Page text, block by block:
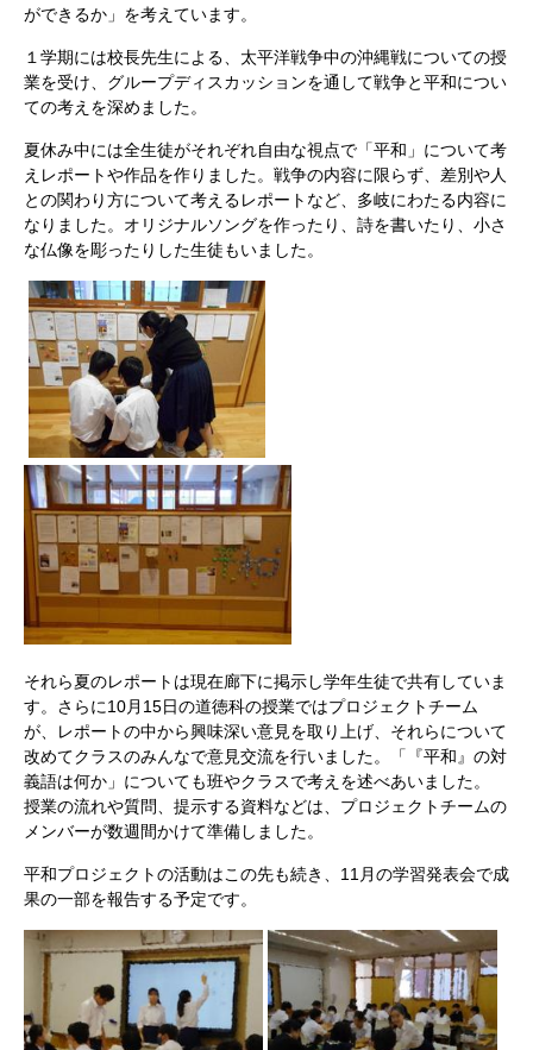
ができるか」を考えています。
１学期には校長先生による、太平洋戦争中の沖縄戦についての授
業を受け、グループディスカッションを通して戦争と平和につい
ての考えを深めました。
夏休み中には全生徒がそれぞれ自由な視点で「平和」について考
えレポートや作品を作りました。戦争の内容に限らず、差別や人
との関わり方について考えるレポートなど、多岐にわたる内容に
なりました。オリジナルソングを作ったり、詩を書いたり、小さ
な仏像を彫ったりした生徒もいました。
それら夏のレポートは現在廊下に掲示し学年生徒で共有していま
す。さらに10月15日の道徳科の授業ではプロジェクトチーム
が、レポートの中から興味深い意見を取り上げ、それらについて
改めてクラスのみんなで意見交流を行いました。「『平和』の対
義語は何か」についても班やクラスで考えを述べあいました。
授業の流れや質問、提示する資料などは、プロジェクトチームの
メンバーが数週間かけて準備しました。
平和プロジェクトの活動はこの先も続き、11月の学習発表会で成
果の一部を報告する予定です。